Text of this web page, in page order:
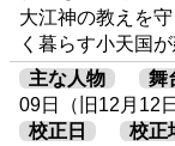
大江神の教えを
く暮らす小天国が
主な人物
舞
09日（旧12月12日
校正日
校正